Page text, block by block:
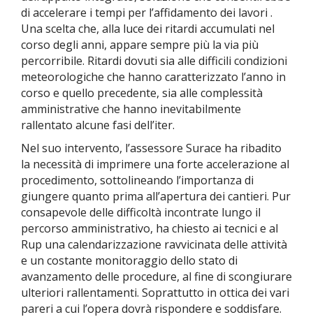
di accelerare i tempi per l’affidamento dei lavori .
Una scelta che, alla luce dei ritardi accumulati nel
corso degli anni, appare sempre più la via più
percorribile. Ritardi dovuti sia alle difficili condizioni
meteorologiche che hanno caratterizzato l’anno in
corso e quello precedente, sia alle complessità
amministrative che hanno inevitabilmente
rallentato alcune fasi dell’iter.
Nel suo intervento, l’assessore Surace ha ribadito
la necessità di imprimere una forte accelerazione al
procedimento, sottolineando l’importanza di
giungere quanto prima all’apertura dei cantieri. Pur
consapevole delle difficoltà incontrate lungo il
percorso amministrativo, ha chiesto ai tecnici e al
Rup una calendarizzazione ravvicinata delle attività
e un costante monitoraggio dello stato di
avanzamento delle procedure, al fine di scongiurare
ulteriori rallentamenti. Soprattutto in ottica dei vari
pareri a cui l’opera dovrà rispondere e soddisfare.